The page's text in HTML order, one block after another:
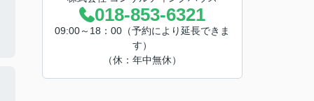
018-853-6321
09:00～18：00（予約により延長できま
す）
（休：年中無休）